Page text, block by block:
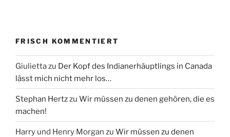
FRISCH KOMMENTIERT
Giuliettazu Der Kopf des Indianerhäuptlings in Canada
lässt mich nicht mehr los…
Stephan Hertzzu Wir müssen zu denen gehören, die es
machen!
Harry und Henry Morgan zu Wir müssen zu denen